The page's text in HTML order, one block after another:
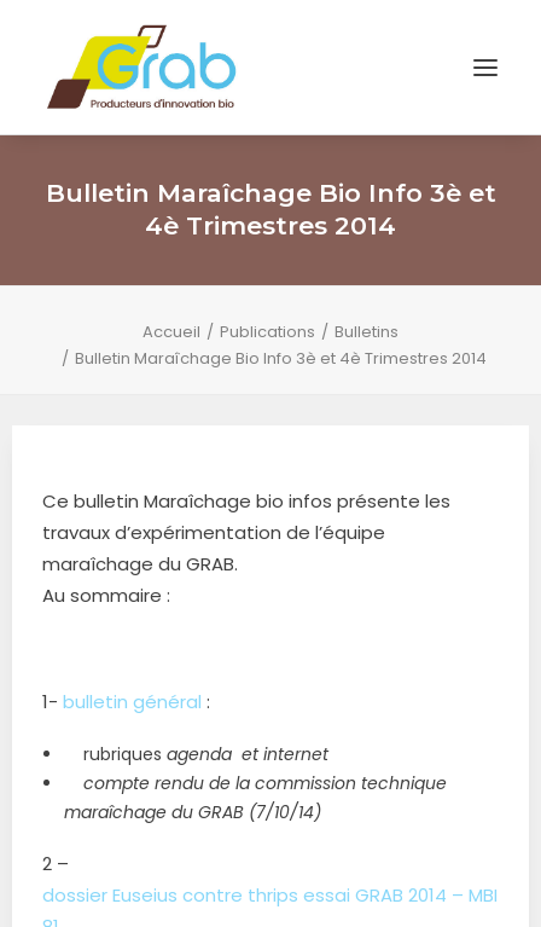
Bulletin Maraîchage Bio Info 3è et
4è Trimestres 2014
Accueil Publications
Bulletins
Bulletin Maraîchage Bio Info 3è et 4è Trimestres 2014
Ce bulletin Maraîchage bio infos présente les
travaux d’expérimentation de l’équipe
maraîchage du GRAB.
Au sommaire :
1- bulletin général :
rubriques agenda et internet
compte rendu de la commission technique
maraîchage du GRAB (7/10/14)
2 –
dossier Euseius contre thrips essai GRAB 2014 – MBI